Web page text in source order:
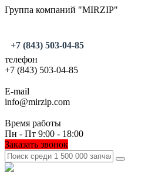
Группа компаний "MIRZIP"
+7 (843) 503-04-85
телефон
+7 (843) 503-04-85
E-mail
info@mirzip.com
Время работы
Пн - Пт 9:00 - 18:00
Заказать звонок